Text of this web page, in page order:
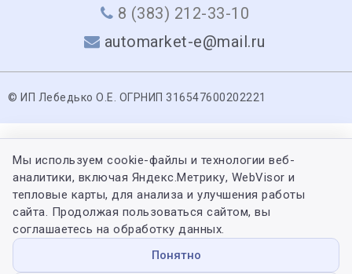
8 (383) 212-33-10
automarket-e@mail.ru
© ИП Лебедько О.Е. ОГРНИП 316547600202221
Мы используем cookie-файлы и технологии веб-
аналитики, включая Яндекс.Метрику, WebVisor и
тепловые карты, для анализа и улучшения работы
сайта. Продолжая пользоваться сайтом, вы
соглашаетесь на обработку данных.
Понятно